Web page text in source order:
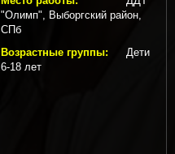
"Олимп", Выборгский район,
СПб
Возрастные группы:
Дети
6-18 лет